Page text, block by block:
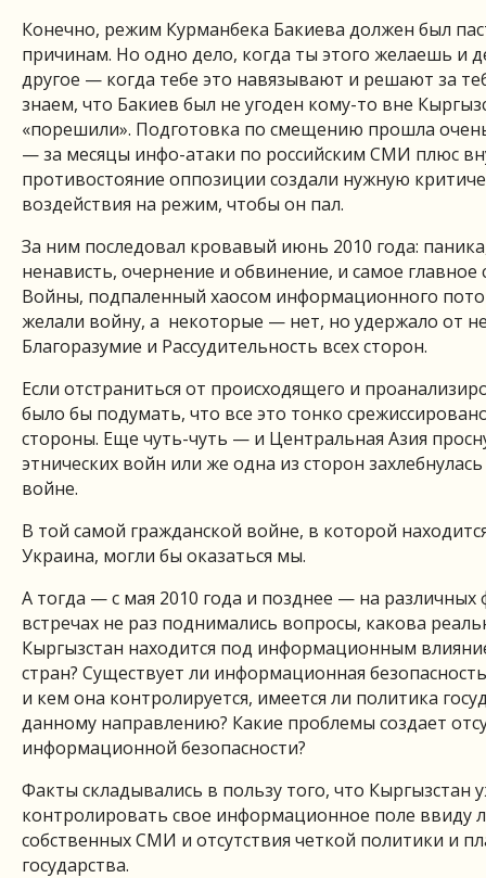
Конечно, режим Курманбека Бакиева должен был
причинам. Но одно дело, когда ты этого желаешь и
другое — когда тебе это навязывают и решают за
знаем, что Бакиев был не угоден кому-то вне
«порешили». Подготовка по смещению прошла
— за месяцы инфо-атаки по российским СМИ плюс
противостояние оппозиции создали нужную
воздействия на режим, чтобы он пал.
За ним последовал кровавый июнь 2010 года:
ненависть, очернение и обвинение, и самое
Войны, подпаленный хаосом информационного
желали войну, а некоторые — нет, но удержало от
Благоразумие и Рассудительность всех сторон.
Если отстраниться от происходящего и
было бы подумать, что все это тонко
стороны. Еще чуть-чуть — и Центральная Азия
этнических войн или же одна из сторон
войне.
В той самой гражданской войне, в которой
Украина, могли бы оказаться мы.
А тогда — с мая 2010 года и позднее — на различных
встречах не раз поднимались вопросы, какова
Кыргызстан находится под информационным
стран? Существует ли информационная
и кем она контролируется, имеется ли политика
данному направлению? Какие проблемы создает
информационной безопасности?
Факты складывались в пользу того, что Кыргызстан
контролировать свое информационное поле ввиду
собственных СМИ и отсутствия четкой политики и
государства.